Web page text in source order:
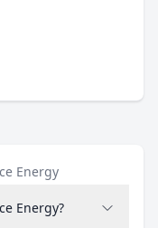
Energy
Energy?